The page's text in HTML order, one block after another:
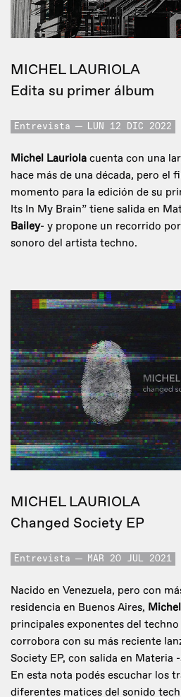
MICHEL LAURIOLA
Edita su primer álbum
Entrevista LUN 12 DIC 2022
Michel Lauriola cuenta con una
hace más de una década, pero el
momento para la edición de su
Its In My Brain” tiene salida en
Bailey- y propone un recorrido
sonoro del artista techno.
MICHEL LAURIOLA
Changed Society EP
Entrevista MAR 20 JUL 2021
Nacido en Venezuela, pero con
residencia en Buenos Aires,
principales exponentes del
corrobora con su más reciente
Society EP, con salida en Materia
En esta nota podés escuchar los
diferentes matices del sonido